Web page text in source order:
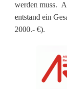
r
a
werden muss.
entstand ein
2000.- €).